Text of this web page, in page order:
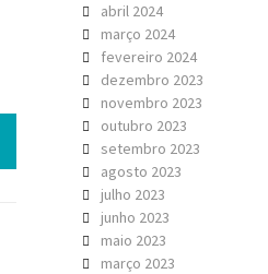
abril 2024
março 2024
fevereiro 2024
dezembro 2023
novembro 2023
outubro 2023
setembro 2023
agosto 2023
julho 2023
junho 2023
maio 2023
março 2023